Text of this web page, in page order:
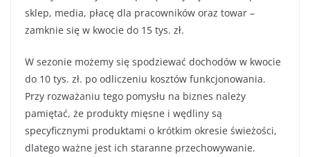
sklep, media, płacę dla pracowników oraz towar –
zamknie się w kwocie do 15 tys. zł.
W sezonie możemy się spodziewać dochodów w kwocie
do 10 tys. zł. po odliczeniu kosztów funkcjonowania.
Przy rozważaniu tego pomysłu na biznes należy
pamiętać, że produkty mięsne i wędliny są
specyficznymi produktami o krótkim okresie świeżości,
dlatego ważne jest ich staranne przechowywanie.